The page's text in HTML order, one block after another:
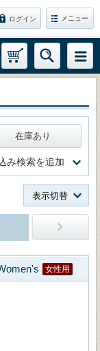
ログイン メニュー
在庫あり
み検索を追加
表示切替
女性用